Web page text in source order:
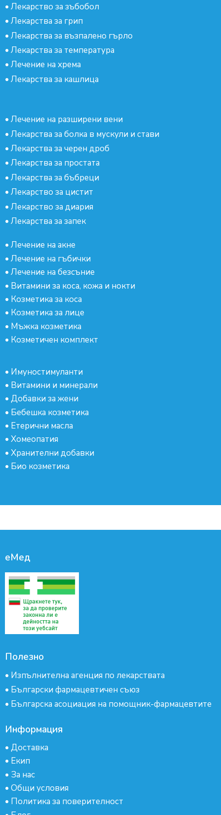
• Лекарство за зъбобол
• Лекарства за грип
• Лекарства за възпалено гърло
• Лекарства за температура
• Лечение на хрема
• Лекарства за кашлица
• Лечение на разширени вени
• Лекарства за болка в мускули и стави
• Лекарства за черен дроб
• Лекарства за простата
• Лекарства за бъбреци
• Лекарство за цистит
• Лекарство за диария
• Лекарства за запек
• Лечение на акне
• Лечение на гъбички
• Лечение на безсъние
• Витамини за коса, кожа и нокти
• Козметика за коса
• Козметика за лице
• Мъжка козметика
• Козметичен комплект
• Имуностимуланти
• Витамини и минерали
• Добавки за жени
• Бебешка козметика
• Етерични масла
• Хомеопатия
• Хранителни добавки
• Био козметика
еМед
Полезно
• Изпълнителна агенция по лекарствата
• Български фармацевтичен съюз
• Българска асоциация на помощник-фармацевтите
Информация
• Доставка
• Екип
• За нас
• Общи условия
• Политика за поверителност